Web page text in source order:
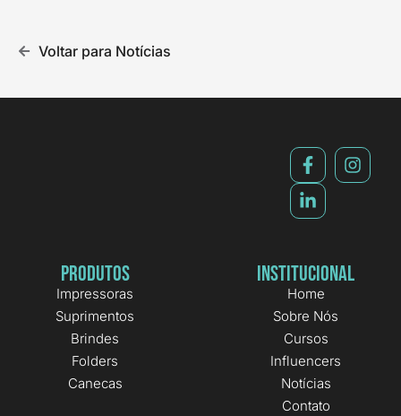
Voltar para Notícias
Produtos
Impressoras
Suprimentos
Brindes
Folders
Canecas
Institucional
Home
Sobre Nós
Cursos
Influencers
Notícias
Contato